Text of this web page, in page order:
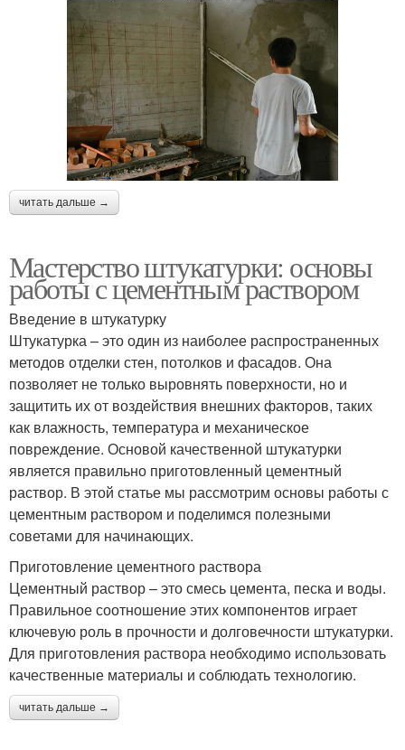
читать дальше →
Мастерство штукатурки: основы
работы с цементным раствором
Введение в штукатурку
Штукатурка – это один из наиболее распространенных
методов отделки стен, потолков и фасадов. Она
позволяет не только выровнять поверхности, но и
защитить их от воздействия внешних факторов, таких
как влажность, температура и механическое
повреждение. Основой качественной штукатурки
является правильно приготовленный цементный
раствор. В этой статье мы рассмотрим основы работы с
цементным раствором и поделимся полезными
советами для начинающих.
Приготовление цементного раствора
Цементный раствор – это смесь цемента, песка и воды.
Правильное соотношение этих компонентов играет
ключевую роль в прочности и долговечности штукатурки.
Для приготовления раствора необходимо использовать
качественные материалы и соблюдать технологию.
читать дальше →